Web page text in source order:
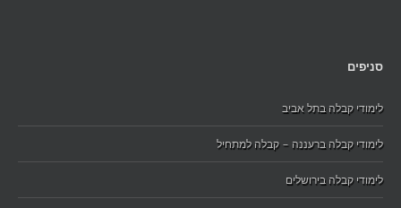
סניפים
לימודי קבלה בתל אביב
לימודי קבלה ברעננה – קבלה למתחיל
לימודי קבלה בירושלים